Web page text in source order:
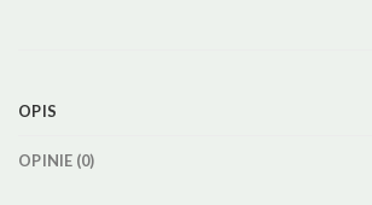
OPIS
OPINIE (0)